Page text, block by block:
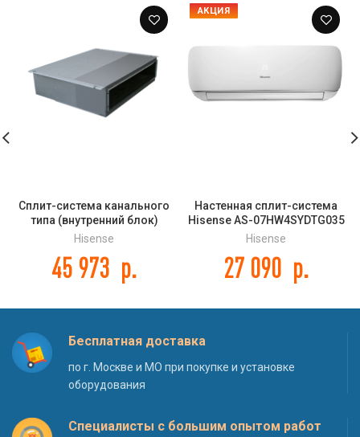
Сплит-система канального
типа (внутренний блок)
Hisense AUD-36UX4SHL DC
Hisense
45 973 р.
АКЦИЯ
Настенная сплит-система
Hisense AS-07HW4SYDTG035
NEO Premium Classic A
Hisense
27 090 р.
Бесплатная доставка
по г. Москве и МО при покупке и установке
оборудования
Специалисты с большим опытом работ